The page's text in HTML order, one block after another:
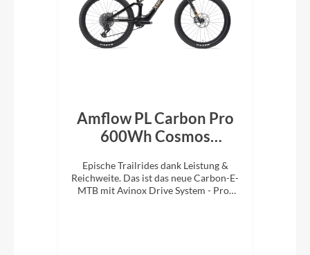
Amflow PL Carbon Pro
600Wh Cosmos
Epische Trailrides dank Leistung &
Reichweite. Das ist das neue Carbon-E-
MTB mit Avinox Drive System - Pro-